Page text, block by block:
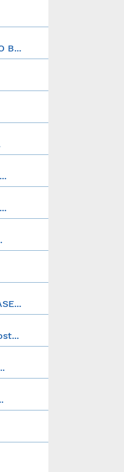
B...